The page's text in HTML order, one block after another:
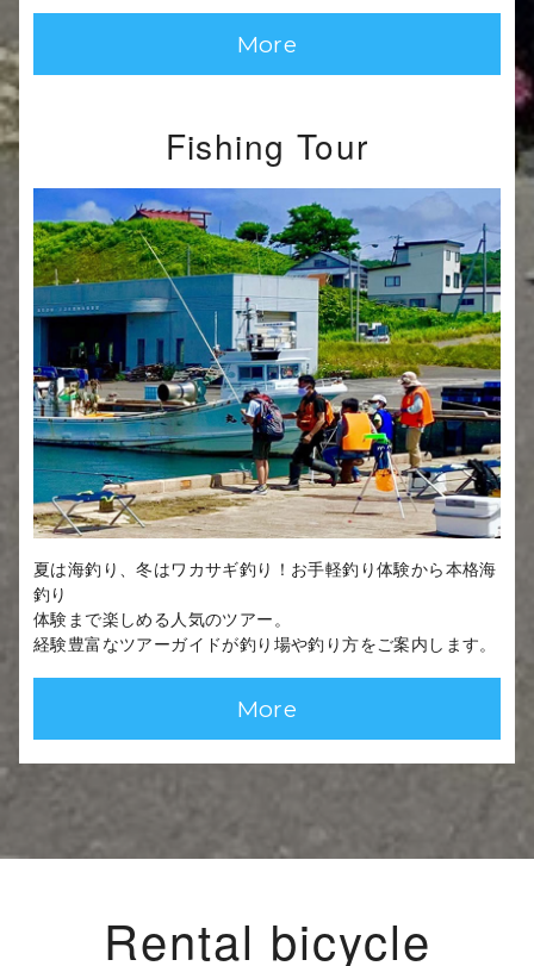
More
Fishing Tour
夏は海釣り、冬はワカサギ釣り！お手軽釣り体験から本格海
釣り
体験まで楽しめる人気のツアー。
経験豊富なツアーガイドが釣り場や釣り方をご案内します。
More
Rental bicycle